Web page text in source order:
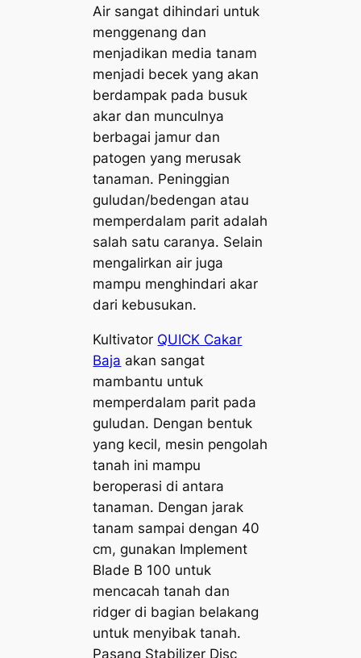
Air sangat dihindari untuk
menggenang dan
menjadikan media tanam
menjadi becek yang akan
berdampak pada busuk
akar dan munculnya
berbagai jamur dan
patogen yang merusak
tanaman. Peninggian
guludan/bedengan atau
memperdalam parit adalah
salah satu caranya. Selain
mengalirkan air juga
mampu menghindari akar
dari kebusukan.
Kultivator QUICK Cakar
Baja akan sangat
mambantu untuk
memperdalam parit pada
guludan. Dengan bentuk
yang kecil, mesin pengolah
tanah ini mampu
beroperasi di antara
tanaman. Dengan jarak
tanam sampai dengan 40
cm, gunakan Implement
Blade B 100 untuk
mencacah tanah dan
ridger di bagian belakang
untuk menyibak tanah.
Pasang Stabilizer Disc